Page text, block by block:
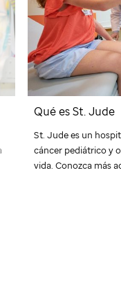
Qué esSt. Jude
St. Judees un
cáncer pediátrico y
vida. Conozca más